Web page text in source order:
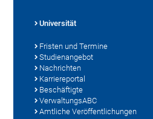
Universität
Fristen und Termine
Studienangebot
Nachrichten
Karriereportal
Beschäftigte
VerwaltungsABC
Amtliche Veröffentlichungen